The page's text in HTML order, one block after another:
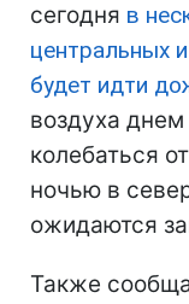
сегодня в
центральных
будет идти
воздуха
колебаться
ночью в
ожидаются
Также